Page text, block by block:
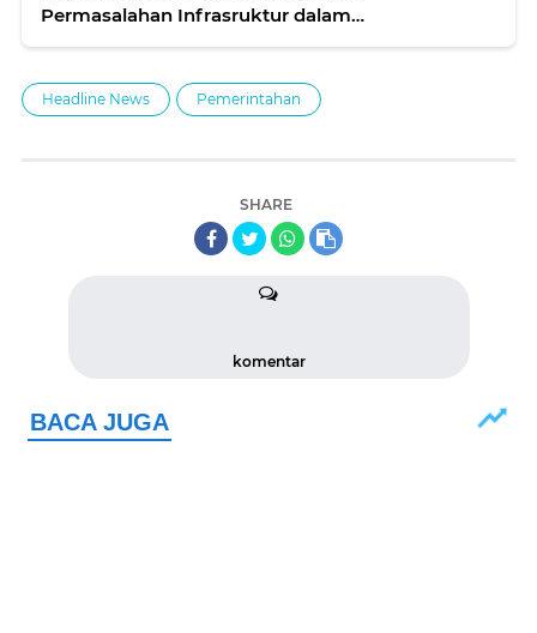
Permasalahan Infrasruktur dalam
Headline News Pemerintahan
SHARE
komentar